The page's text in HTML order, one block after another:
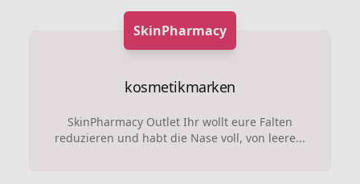
SkinPharmacy
kosmetikmarken
SkinPharmacy Outlet Ihr wollt eure Falten
reduzieren und habt die Nase voll, von leere...